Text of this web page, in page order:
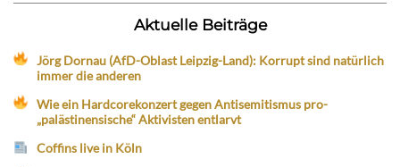
Aktuelle Beiträge
Jörg Dornau (AfD-Oblast Leipzig-Land): Korrupt sind natürlich
immer die anderen
Wie ein Hardcorekonzert gegen Antisemitismus pro-
„palästinensische“ Aktivisten entlarvt
Coffins live in Köln